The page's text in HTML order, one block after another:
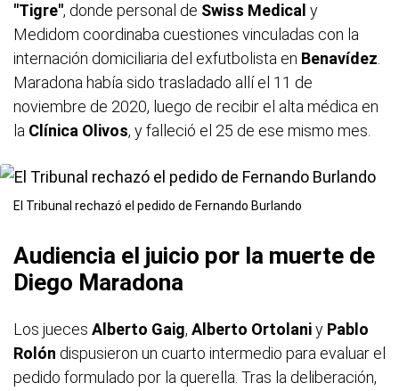
"Tigre", donde personal de Swiss Medical y
Medidom coordinaba cuestiones vinculadas con la
internación domiciliaria del exfutbolista en Benavídez
Maradona había sido trasladado allí el 11 de
noviembre de 2020, luego de recibir el alta médica en
la Clínica Olivos, y falleció el 25 de ese mismo mes.
El Tribunal rechazó el pedido de Fernando Burlando
Audiencia el juicio por la muerte de
Diego Maradona
Los jueces Alberto Gaig, Alberto Ortolaniy Pablo
Rolón dispusieron un cuarto intermedio para evaluar el
pedido formulado por la querella. Tras la deliberación,